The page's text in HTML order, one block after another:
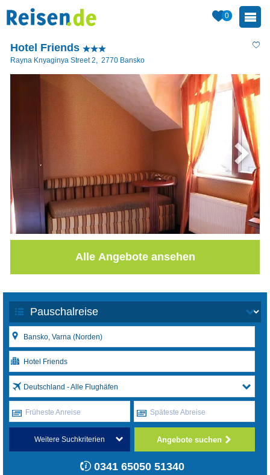
0
Hotel Friends
Rayna Knyaginya Street 2, 2770 Bansko
Alle Angebote ansehen
Deutschland - Alle Flughäfen
Früheste Anreise Späteste Abreise
Weitere Suchkriterien Angebote suchen
0341 65050 51340